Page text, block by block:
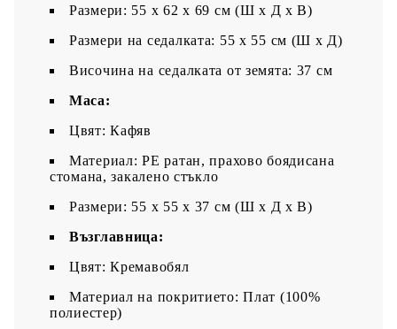
Размери: 55 x 62 x 69 см (Ш x Д x В)
Размери на седалката: 55 x 55 cм (Ш x Д)
Височина на седалката от земята: 37 см
Маса:
Цвят: Кафяв
Материал: PE ратан, прахово боядисана
стомана, закалено стъкло
Размери: 55 x 55 x 37 см (Ш x Д x В)
Възглавница:
Цвят: Кремавобял
Материал на покритието: Плат (100%
полиестер)